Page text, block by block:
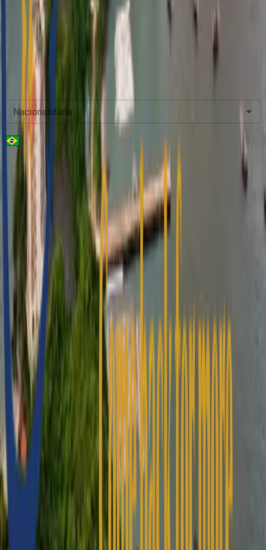
Preço de Membro Encore
A partir de
Oferta de Verão Limitada
Nacionalidade
Telefone
Chegada
Partida
Adultos
12+ Anos
Crianças
Requisitos Especiais
Consultar agora